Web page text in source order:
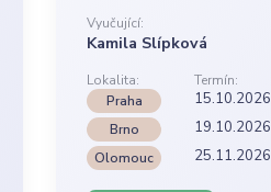
Vyučující:
Kamila Slípková
Lokalita:
Termín:
Praha
15.10.2026
Brno 19.10.2026
Olomouc 25.11.2026